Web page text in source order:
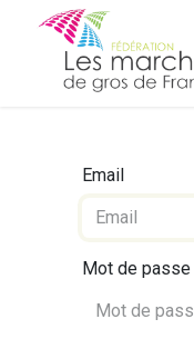
Email
Mot de passe